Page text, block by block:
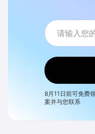
8月11日前可免费
案并与您联系